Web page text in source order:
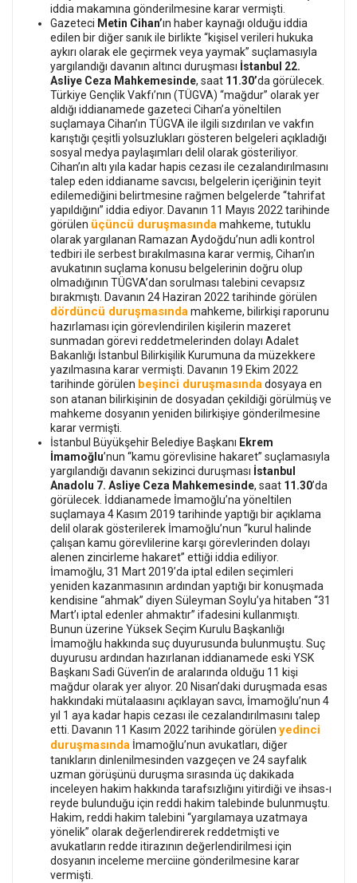
iddia makamına gönderilmesine karar vermişti.
Gazeteci Metin Cihan’ın haber kaynağı olduğu iddia
edilen bir diğer sanık ile birlikte “kişisel verileri hukuka
aykırı olarak ele geçirmek veya yaymak” suçlamasıyla
yargılandığı davanın altıncı duruşması İstanbul 22.
Asliye Ceza Mahkemesinde, saat 11.30’da görülecek.
Türkiye Gençlik Vakfı’nın (TÜGVA) “mağdur” olarak yer
aldığı iddianamede gazeteci Cihan’a yöneltilen
suçlamaya Cihan’ın TÜGVA ile ilgili sızdırılan ve vakfın
karıştığı çeşitli yolsuzlukları gösteren belgeleri açıkladığı
sosyal medya paylaşımları delil olarak gösteriliyor.
Cihan’ın altı yıla kadar hapis cezası ile cezalandırılmasını
talep eden iddianame savcısı, belgelerin içeriğinin teyit
edilemediğini belirtmesine rağmen belgelerde “tahrifat
yapıldığını” iddia ediyor. Davanın 11 Mayıs 2022 tarihinde
görülen üçüncü duruşmasındamahkeme, tutuklu
olarak yargılanan Ramazan Aydoğdu’nun adli kontrol
tedbiri ile serbest bırakılmasına karar vermiş, Cihan’ın
avukatının suçlama konusu belgelerinin doğru olup
olmadığının TÜGVA’dan sorulması talebini cevapsız
bırakmıştı. Davanın 24 Haziran 2022 tarihinde görülen
dördüncü duruşmasındamahkeme, bilirkişi raporunu
hazırlaması için görevlendirilen kişilerin mazeret
sunmadan görevi reddetmelerinden dolayı Adalet
Bakanlığı İstanbul Bilirkişilik Kurumuna da müzekkere
yazılmasına karar vermişti. Davanın 19 Ekim 2022
tarihinde görülen beşinci duruşmasındadosyaya en
son atanan bilirkişinin de dosyadan çekildiği görülmüş ve
mahkeme dosyanın yeniden bilirkişiye gönderilmesine
karar vermişti.
İstanbul Büyükşehir Belediye Başkanı Ekrem
İmamoğlu’nun “kamu görevlisine hakaret” suçlamasıyla
yargılandığı davanın sekizinci duruşması İstanbul
Anadolu 7. Asliye Ceza Mahkemesinde, saat 11.30’da
görülecek. İddianamede İmamoğlu’na yöneltilen
suçlamaya 4 Kasım 2019 tarihinde yaptığı bir açıklama
delil olarak gösterilerek İmamoğlu’nun “kurul halinde
çalışan kamu görevlilerine karşı görevlerinden dolayı
alenen zincirleme hakaret” ettiği iddia ediliyor.
İmamoğlu, 31 Mart 2019’da iptal edilen seçimleri
yeniden kazanmasının ardından yaptığı bir konuşmada
kendisine “ahmak” diyen Süleyman Soylu’ya hitaben “31
Mart’ı iptal edenler ahmaktır” ifadesini kullanmıştı.
Bunun üzerine Yüksek Seçim Kurulu Başkanlığı
İmamoğlu hakkında suç duyurusunda bulunmuştu. Suç
duyurusu ardından hazırlanan iddianamede eski YSK
Başkanı Sadi Güven’in de aralarında olduğu 11 kişi
mağdur olarak yer alıyor. 20 Nisan’daki duruşmada esas
hakkındaki mütalaasını açıklayan savcı, İmamoğlu’nun 4
yıl 1 aya kadar hapis cezası ile cezalandırılmasını talep
etti. Davanın 11 Kasım 2022 tarihinde görülen yedinci
duruşmasında İmamoğlu’nun avukatları, diğer
tanıkların dinlenilmesinden vazgeçen ve 24 sayfalık
uzman görüşünü duruşma sırasında üç dakikada
inceleyen hakim hakkında tarafsızlığını yitirdiği ve ihsas-ı
reyde bulunduğu için reddi hakim talebinde bulunmuştu.
Hakim, reddi hakim talebini “yargılamaya uzatmaya
yönelik” olarak değerlendirerek reddetmişti ve
avukatların redde itirazının değerlendirilmesi için
dosyanın inceleme merciine gönderilmesine karar
vermişti.